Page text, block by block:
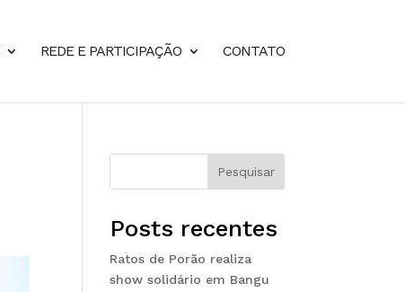
REDE E PARTICIPAÇÃO CONTATO
Pesquisar
Posts recentes
Ratos de Porão realiza
show solidário em Bangu